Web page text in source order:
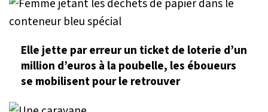
Elle jette par erreur un ticket de loterie d’un
million d’euros à la poubelle, les éboueurs
se mobilisent pour le retrouver